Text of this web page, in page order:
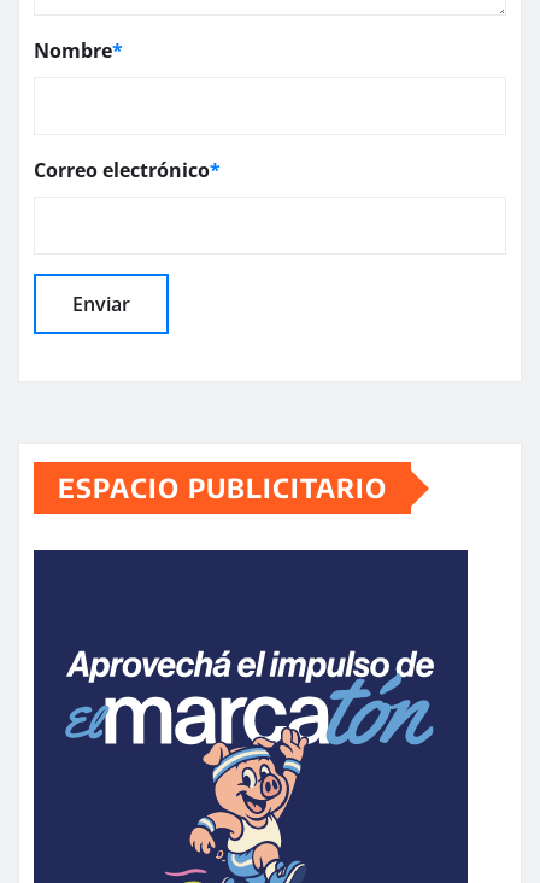
Nombre*
Correo electrónico*
ESPACIO PUBLICITARIO